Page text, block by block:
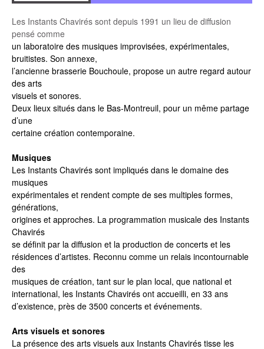
Les Instants Chavirés sont depuis 1991 un lieu de diffusion
pensé comme
un laboratoire des musiques improvisées, expérimentales,
bruitistes. Son annexe,
l’ancienne brasserie Bouchoule, propose un autre regard autour
des arts
visuels et sonores.
Deux lieux situés dans le Bas-Montreuil, pour un même partage
d’une
certaine création contemporaine.
Musiques
Les Instants Chavirés sont impliqués dans le domaine des
musiques
expérimentales et rendent compte de ses multiples formes,
générations,
origines et approches. La programmation musicale des Instants
Chavirés
se définit par la diffusion et la production de concerts et les
résidences d’artistes. Reconnu comme un relais incontournable
des
musiques de création, tant sur le plan local, que national et
international, les Instants Chavirés ont accueilli, en 33 ans
d’existence, près de 3500 concerts et événements.
Arts visuels et sonores
La présence des arts visuels aux Instants Chavirés tisse les